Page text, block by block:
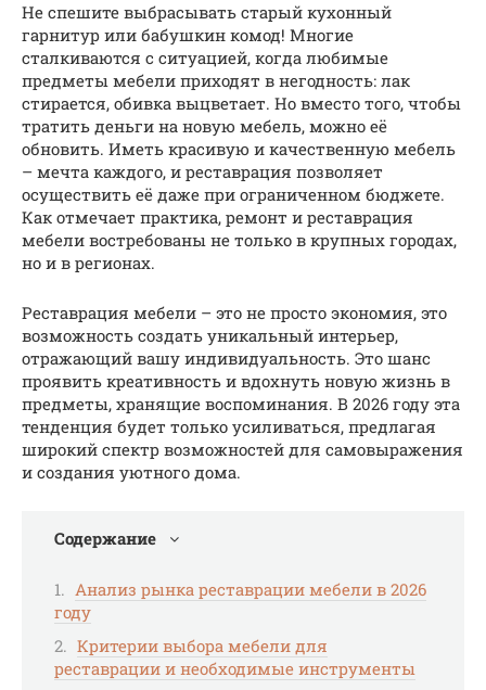
Не спешите выбрасывать старый кухонный
гарнитур или бабушкин комод! Многие
сталкиваются с ситуацией, когда любимые
предметы мебели приходят в негодность: лак
стирается, обивка выцветает. Но вместо того, чтобы
тратить деньги на новую мебель, можно её
обновить. Иметь красивую и качественную мебель
– мечта каждого, и реставрация позволяет
осуществить её даже при ограниченном бюджете.
Как отмечает практика, ремонт и реставрация
мебели востребованы не только в крупных городах,
но и в регионах.
Реставрация мебели – это не просто экономия, это
возможность создать уникальный интерьер,
отражающий вашу индивидуальность. Это шанс
проявить креативность и вдохнуть новую жизнь в
предметы, хранящие воспоминания. В 2026 году эта
тенденция будет только усиливаться, предлагая
широкий спектр возможностей для самовыражения
и создания уютного дома.
Содержание
Анализ рынка реставрации мебели в 2026
году
Критерии выбора мебели для
реставрации и необходимые инструменты